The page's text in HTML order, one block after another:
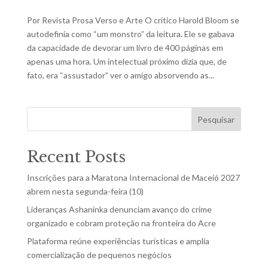
Por Revista Prosa Verso e Arte O crítico Harold Bloom se
autodefinia como “um monstro” da leitura. Ele se gabava
da capacidade de devorar um livro de 400 páginas em
apenas uma hora. Um intelectual próximo dizia que, de
fato, era “assustador” ver o amigo absorvendo as...
Pesquisar
Recent Posts
Inscrições para a Maratona Internacional de Maceió 2027
abrem nesta segunda-feira (10)
Lideranças Ashaninka denunciam avanço do crime
organizado e cobram proteção na fronteira do Acre
Plataforma reúne experiências turísticas e amplia
comercialização de pequenos negócios